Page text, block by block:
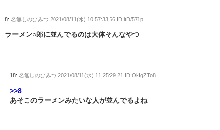
8: 名無しのひみつ 2021/08/11(水) 10:57:33.66 ID:itD/571p
ラーメン○郎に並んでるのは大体そんなやつ
18: 名無しのひみつ 2021/08/11(水) 11:25:29.21 ID:OkIgZTo8
>>8
あそこのラーメンみたいな人が並んでるよね